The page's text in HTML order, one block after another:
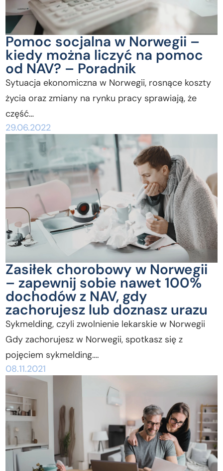
Pomoc socjalna w Norwegii –
kiedy można liczyć na pomoc
od NAV? – Poradnik
Sytuacja ekonomiczna w Norwegii, rosnące koszty
życia oraz zmiany na rynku pracy sprawiają, że
część…
29.06.2022
Zasiłek chorobowy w Norwegii
– zapewnij sobie nawet 100%
dochodów z NAV, gdy
zachorujesz lub doznasz urazu
Sykmelding, czyli zwolnienie lekarskie w Norwegii
Gdy zachorujesz w Norwegii, spotkasz się z
pojęciem sykmelding….
08.11.2021